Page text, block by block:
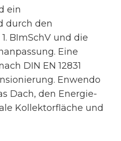
ein
durch den
BImSchV und die
Eine
DIN EN 12831
Enwendo
Dach, den Energie-
Kollektorfläche und